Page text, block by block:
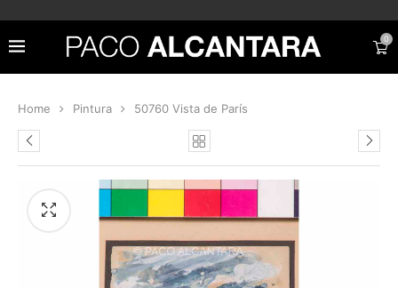
0
Home Pintura 50760 Vista de París